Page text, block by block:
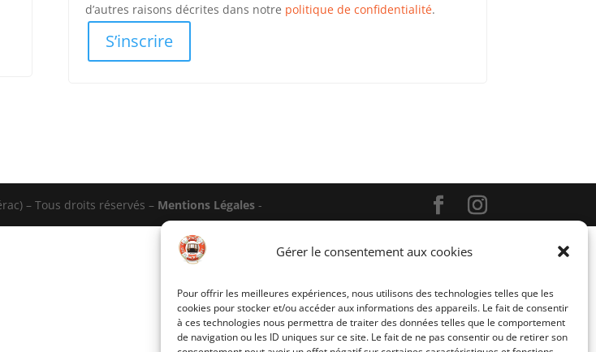
Gérer le consentement aux cookies
Pour offrir les meilleures expériences, nous utilisons des technologies telles que les
cookies pour stocker et/ou accéder aux informations des appareils. Le fait de consentir
à ces technologies nous permettra de traiter des données telles que le comportement
de navigation ou les ID uniques sur ce site. Le fait de ne pas consentir ou de retirer son
d’autres raisons décrites dans notre politique de confidentialité.
S’inscrire
– Tous droits réservés – Mentions Légales -